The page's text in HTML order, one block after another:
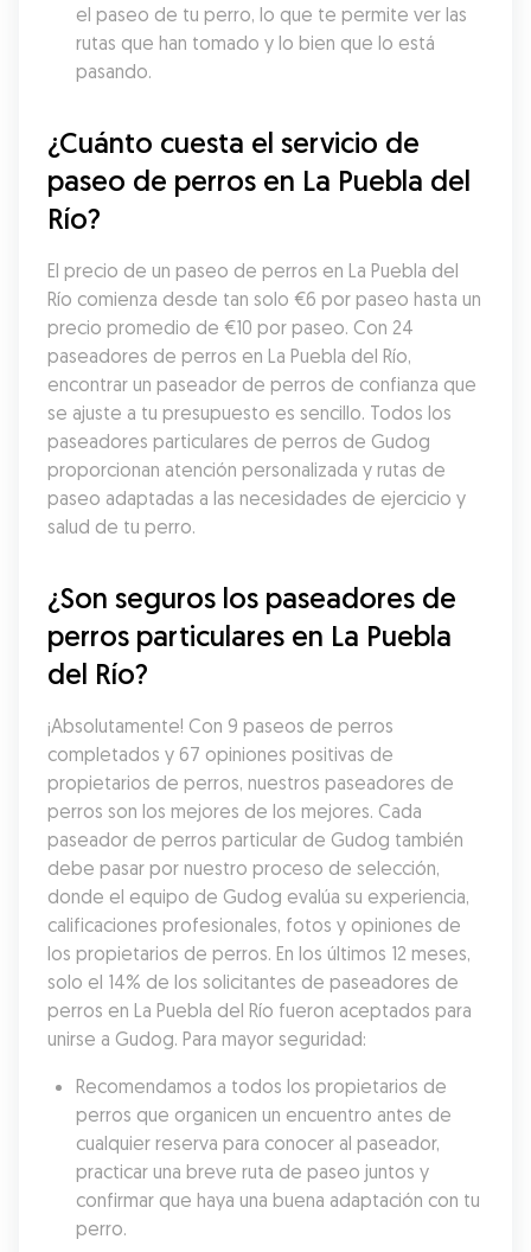
el paseo de tu perro, lo que te permite ver las
rutas que han tomado y lo bien que lo está
pasando.
¿Cuánto cuesta el servicio de
paseo de perros en La Puebla del
Río?
El precio de un paseo de perros en La Puebla del
Río comienza desde tan solo €6 por paseo hasta un
precio promedio de €10 por paseo. Con 24
paseadores de perros en La Puebla del Río,
encontrar un paseador de perros de confianza que
se ajuste a tu presupuesto es sencillo. Todos los
paseadores particulares de perros de Gudog
proporcionan atención personalizada y rutas de
paseo adaptadas a las necesidades de ejercicio y
salud de tu perro.
¿Son seguros los paseadores de
perros particulares en La Puebla
del Río?
¡Absolutamente! Con 9 paseos de perros
completados y 67 opiniones positivas de
propietarios de perros, nuestros paseadores de
perros son los mejores de los mejores. Cada
paseador de perros particular de Gudog también
debe pasar por nuestro proceso de selección,
donde el equipo de Gudog evalúa su experiencia,
calificaciones profesionales, fotos y opiniones de
los propietarios de perros. En los últimos 12 meses,
solo el 14% de los solicitantes de paseadores de
perros en La Puebla del Río fueron aceptados para
unirse a Gudog. Para mayor seguridad:
Recomendamos a todos los propietarios de
perros que organicen un encuentro antes de
cualquier reserva para conocer al paseador,
practicar una breve ruta de paseo juntos y
confirmar que haya una buena adaptación con tu
perro.